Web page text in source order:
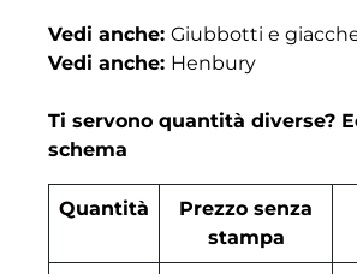
Vedi anche: Giubbotti e
Vedi anche: Henbury
Ti servono quantità diverse?
schema
Quantità
Prezzo senza
stampa